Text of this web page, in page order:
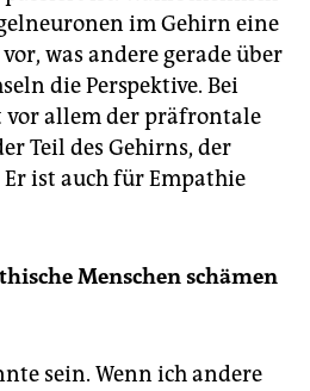
im Gehirn eine
was andere gerade über
die Perspektive. Bei
vor allem der präfrontale
Teil des Gehirns, der
ist auch für Empathie
Menschen schämen
sein. Wenn ich andere